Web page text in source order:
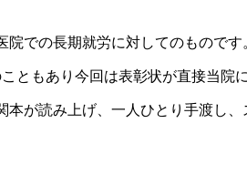
での長期就労に対してのものです
ともあり今回は表彰状が直接当院
が読み上げ、一人ひとり手渡し、